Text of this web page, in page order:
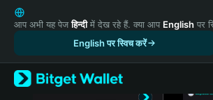
English
日本語
Русский
Español (Latinoamérica)
Türkçe
आप अभी यह पेजहिन्दीमें देख रहे हैं. क्या आप English पर
English पर स्विच करें